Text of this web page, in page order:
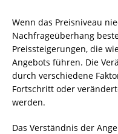
Wenn das Preisniveau
Nachfrageüberhang
Preissteigerungen, die
Angebots führen. Die
durch verschiedene
Fortschritt oder
werden.
Das Verständnis der